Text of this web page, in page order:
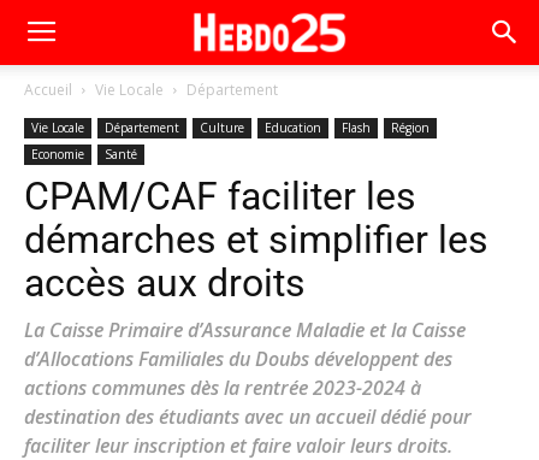
Accueil Vie Locale Département
Vie Locale Département Culture Education Flash
Région
Economie
Santé
CPAM/CAF faciliter les
démarches et simplifier les
accès aux droits
La Caisse Primaire d’Assurance Maladie et la Caisse
d’Allocations Familiales du Doubs développent des
actions communes dès la rentrée 2023-2024 à
destination des étudiants avec un accueil dédié pour
faciliter leur inscription et faire valoir leurs droits.